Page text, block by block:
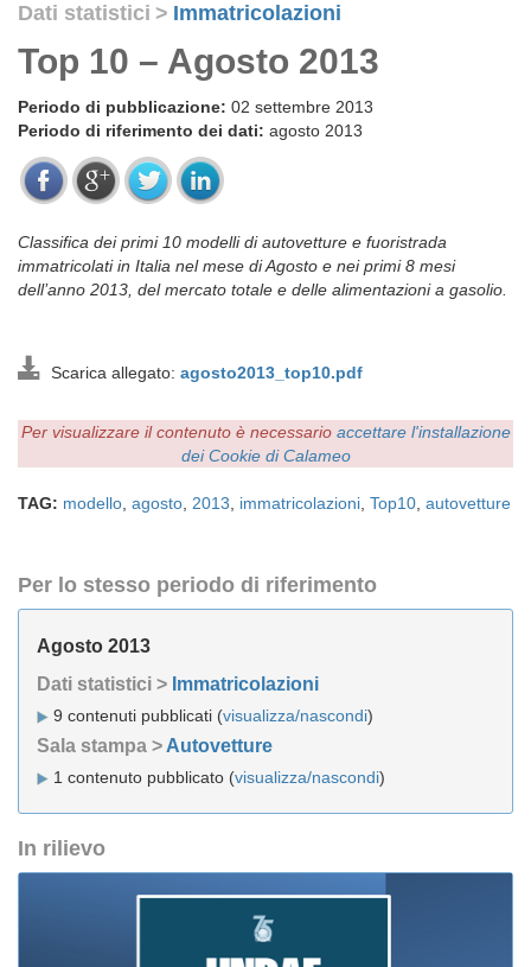
Dati statistici > Immatricolazioni
Top 10 – Agosto 2013
Periodo di pubblicazione: 02 settembre 2013
Periodo di riferimento dei dati: agosto 2013
Classifica dei primi 10 modelli di autovetture e fuoristrada
immatricolati in Italia nel mese di Agosto e nei primi 8 mesi
dell’anno 2013, del mercato totale e delle alimentazioni a gasolio.
Scarica allegato: agosto2013_top10.pdf
Per visualizzare il contenuto è necessario accettare l'installazione
dei Cookie di Calameo
TAG: modello agosto 2013 immatricolazioni Top10 autovetture
Per lo stesso periodo di riferimento
Agosto 2013
Dati statistici > Immatricolazioni
9 contenuti pubblicati (visualizza/nascondi)
Sala stampa > Autovetture
1 contenuto pubblicato (visualizza/nascondi)
In rilievo